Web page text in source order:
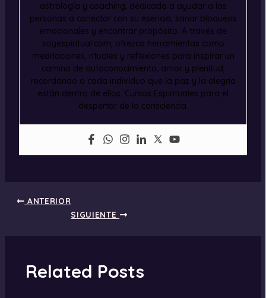
astrología y coaching, dedicada a ayudar a las
personas a conectar con su esencia, sanar bloqueos
emocionales y encontrar propósito. A través de
soyespiritual.com, ofrezco herramientas como
meditaciones, rituales y reflexiones para inspirar un
camino de autoconocimiento, amor y plenitud,
recordando a cada individuo que la paz y la alegría
están dentro de ellos. Cursos Espirituales para el
despertar de la consciencia.
ANTERIOR
SIGUIENTE
Related Posts